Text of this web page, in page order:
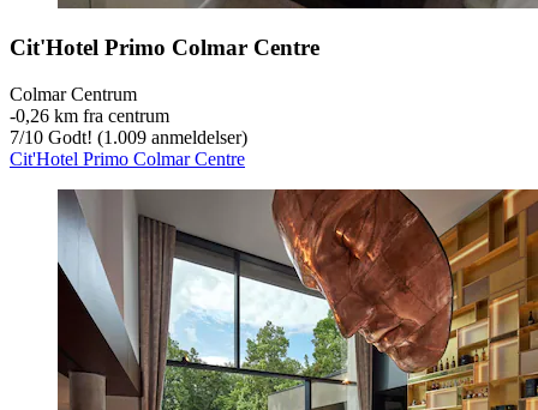
Cit'Hotel Primo Colmar Centre
Colmar Centrum
‐0,26 km fra centrum
7/10 Godt! (1.009 anmeldelser)
Cit'Hotel Primo Colmar Centre